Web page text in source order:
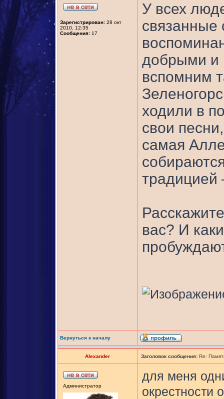
Зарегистрирован: 28 окт
2010, 12:35
Сообщения: 17
У всех
связанные
добрыми и
вспомним
ходили в
свои
самая
традицией
вас? И
Вернуться к началу
Alexander Заголовок сообщения: Re:
Администратор
для меня
окрестности